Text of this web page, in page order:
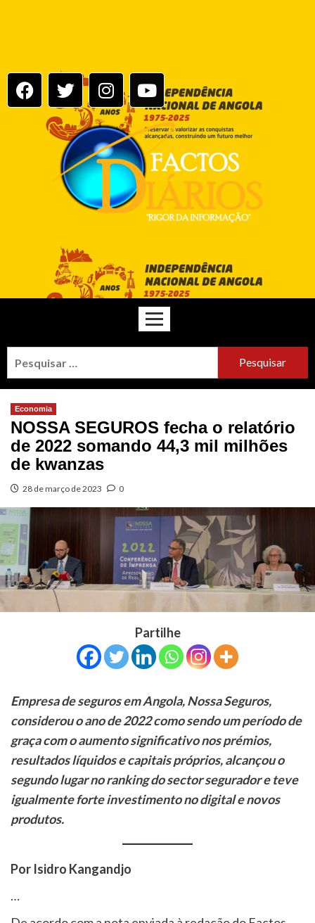
Economia
NOSSA SEGUROS fecha o relatório
de 2022 somando 44,3 mil milhões
de kwanzas
28 de março de 2023 0
Partilhe
Empresa de seguros em Angola, Nossa Seguros,
considerou o ano de 2022 como sendo um período de
graça com o aumento significativo nos prémios,
resultados líquidos e capitais próprios, alcançou o
segundo lugar no ranking do sector segurador e teve
igualmente forte investimento no digital e novos
produtos.
Por Isidro Kangandjo
…